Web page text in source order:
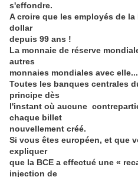
s'effondre.
A croire que les employés de
dollar
depuis 99 ans !
La monnaie de réserve
autres
monnaies mondiales avec elle...
Toutes les banques centrales
principe dès
l'instant où aucune
chaque billet
nouvellement créé.
Si vous êtes européen, et que
expliquer
que la BCE a effectué une «
injection de